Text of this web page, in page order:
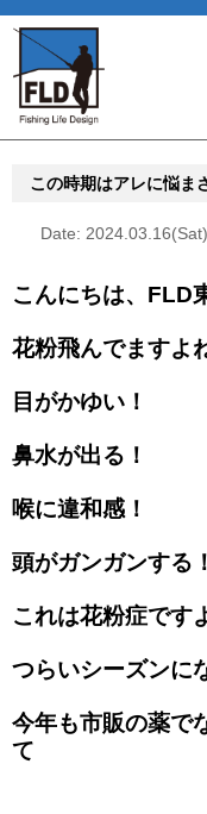
この時期はアレに悩ま
Date: 2024.03.16(Sat)
こんにちは、FLD
花粉飛んでますよ
目がかゆい！
鼻水が出る！
喉に違和感！
頭がガンガンする！
これは花粉症です
つらいシーズンに
今年も市販の薬で
て